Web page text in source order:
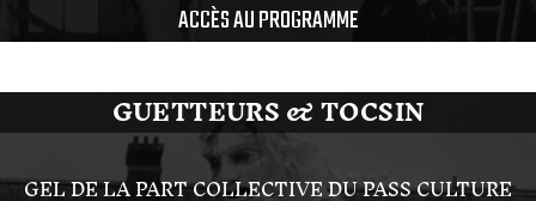
ACCÈS AU PROGRAMME
GUETTEURS & TOCSIN
GEL DE LA PART COLLECTIVE DU PASS CULTURE